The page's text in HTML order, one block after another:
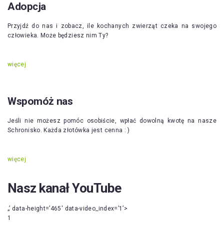
Adopcja
Przyjdź do nas i zobacz, ile kochanych zwierząt czeka na swojego
człowieka. Może będziesz nim Ty?
więcej
Wspomóż nas
Jeśli nie możesz pomóc osobiście, wpłać dowolną kwotę na nasze
Schronisko. Każda złotówka jest cenna : )
więcej
Nasz kanał YouTube
„’ data-height=’465′ data-video_index=’1’>
1